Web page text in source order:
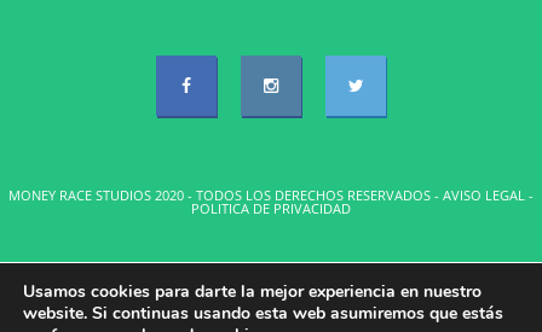
MONEY RACE STUDIOS 2020 - TODOS LOS DERECHOS RESERVADOS - AVISO LEGAL -
POLITICA DE PRIVACIDAD
Usamos cookies para darte la mejor experiencia en nuestro
website. Si continuas usando esta web asumiremos que estás